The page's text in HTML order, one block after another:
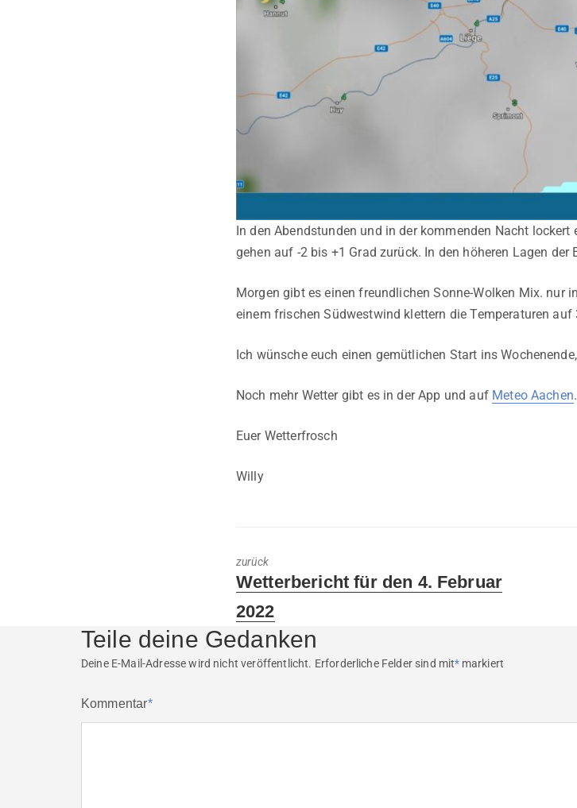
In den Abendstunden und in der kommenden Nacht
gehen auf -2 bis +1 Grad zurück. In den höheren Lagen
Morgen gibt es einen freundlichen Sonne-Wolken Mix. nur
einem frischen Südwestwind klettern die Temperaturen auf
Ich wünsche euch einen gemütlichen Start ins
Noch mehr Wetter gibt es in der App und auf Meteo Aachen.
Euer Wetterfrosch
Willy
zurück
Previous
Wetterbericht für den 4. Februar
2022
Teile deine Gedanken
Deine E-Mail-Adresse wird nicht veröffentlicht. Erforderliche Felder sind mit*markiert
Kommentar*